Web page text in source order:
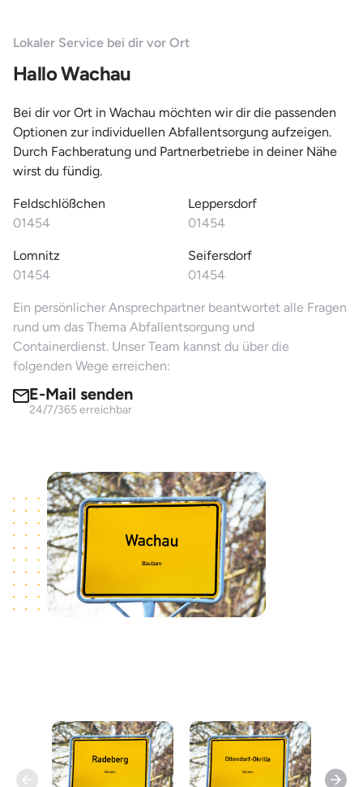
Lokaler Service bei dir vor Ort
Hallo Wachau
Bei dir vor Ort in Wachau möchten wir dir die passenden
Optionen zur individuellen Abfallentsorgung aufzeigen.
Durch Fachberatung und Partnerbetriebe in deiner Nähe
wirst du fündig.
Feldschlößchen
01454
Leppersdorf
01454
Lomnitz
01454
Seifersdorf
01454
Ein persönlicher Ansprechpartner beantwortet alle Fragen
rund um das Thema Abfallentsorgung und
Containerdienst. Unser Team kannst du über die
folgenden Wege erreichen:
E-Mail senden
24/7/365 erreichbar